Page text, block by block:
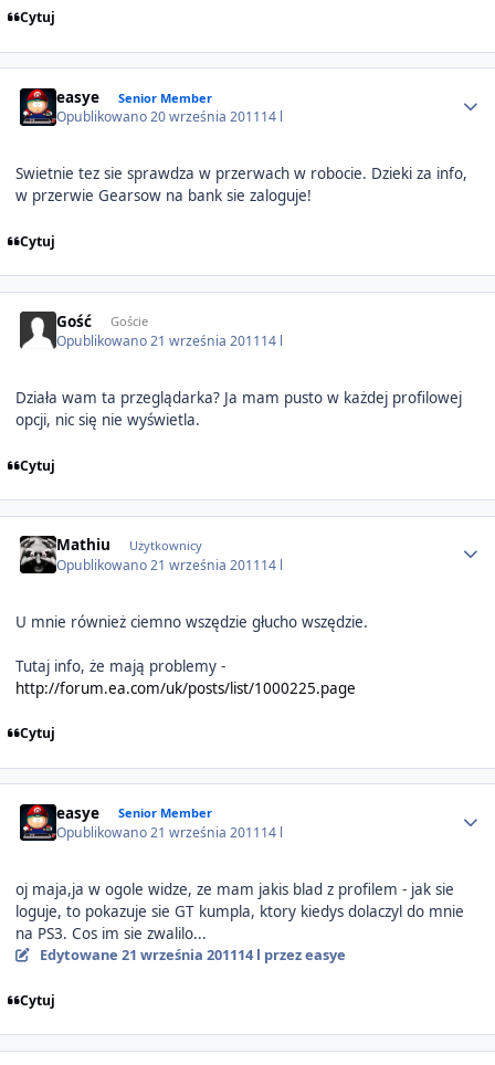
Cytuj
easye Senior Member
Opublikowano20 września 201114 l
Swietnie tez sie sprawdza w przerwach w robocie. Dzieki za info,
w przerwie Gearsow na bank sie zaloguje!
Cytuj
Gość Goście
Opublikowano21 września 201114 l
Działa wam ta przeglądarka? Ja mam pusto w każdej profilowej
opcji, nic się nie wyświetla.
Cytuj
Mathiu Użytkownicy
Opublikowano21 września 201114 l
U mnie również ciemno wszędzie głucho wszędzie.
Tutaj info, że mają problemy -
http://forum.ea.com/uk/posts/list/1000225.page
Cytuj
easye Senior Member
Opublikowano21 września 201114 l
oj maja,ja w ogole widze, ze mam jakis blad z profilem - jak sie
loguje, to pokazuje sie GT kumpla, ktory kiedys dolaczyl do mnie
na PS3. Cos im sie zwalilo...
Edytowane 21 września 201114 l przez easye
Cytuj